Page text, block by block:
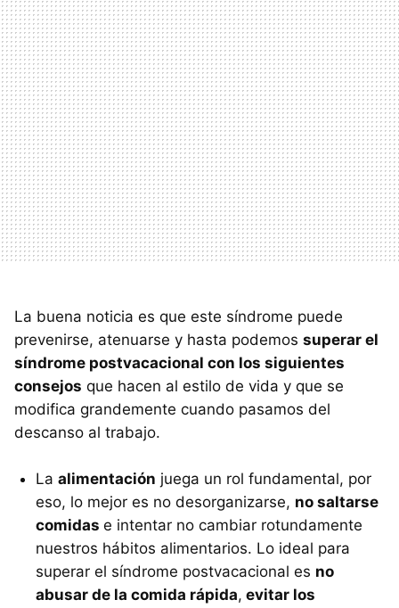
La buena noticia es que este síndrome puede
prevenirse, atenuarse y hasta podemos superar el
síndrome postvacacional con los siguientes
consejos que hacen al estilo de vida y que se
modifica grandemente cuando pasamos del
descanso al trabajo.
La alimentación juega un rol fundamental, por
eso, lo mejor es no desorganizarse, no saltarse
comidas e intentar no cambiar rotundamente
nuestros hábitos alimentarios. Lo ideal para
superar el síndrome postvacacional es no
abusar de la comida rápida, evitar los